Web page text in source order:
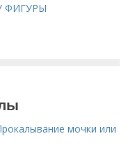
ФИГУРЫ
мочки или